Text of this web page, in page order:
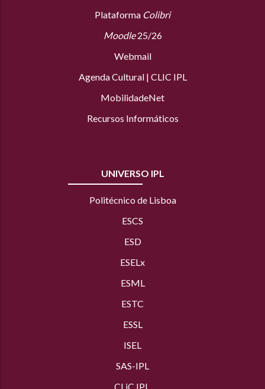
Plataforma Colibri
Moodle25/26
Webmail
Agenda Cultural| CLIC IPL
MobilidadeNet
Recursos Informáticos
UNIVERSO IPL
Politécnico de Lisboa
ESCS
ESD
ESELx
ESML
ESTC
ESSL
ISEL
SAS-IPL
CLiC IPL